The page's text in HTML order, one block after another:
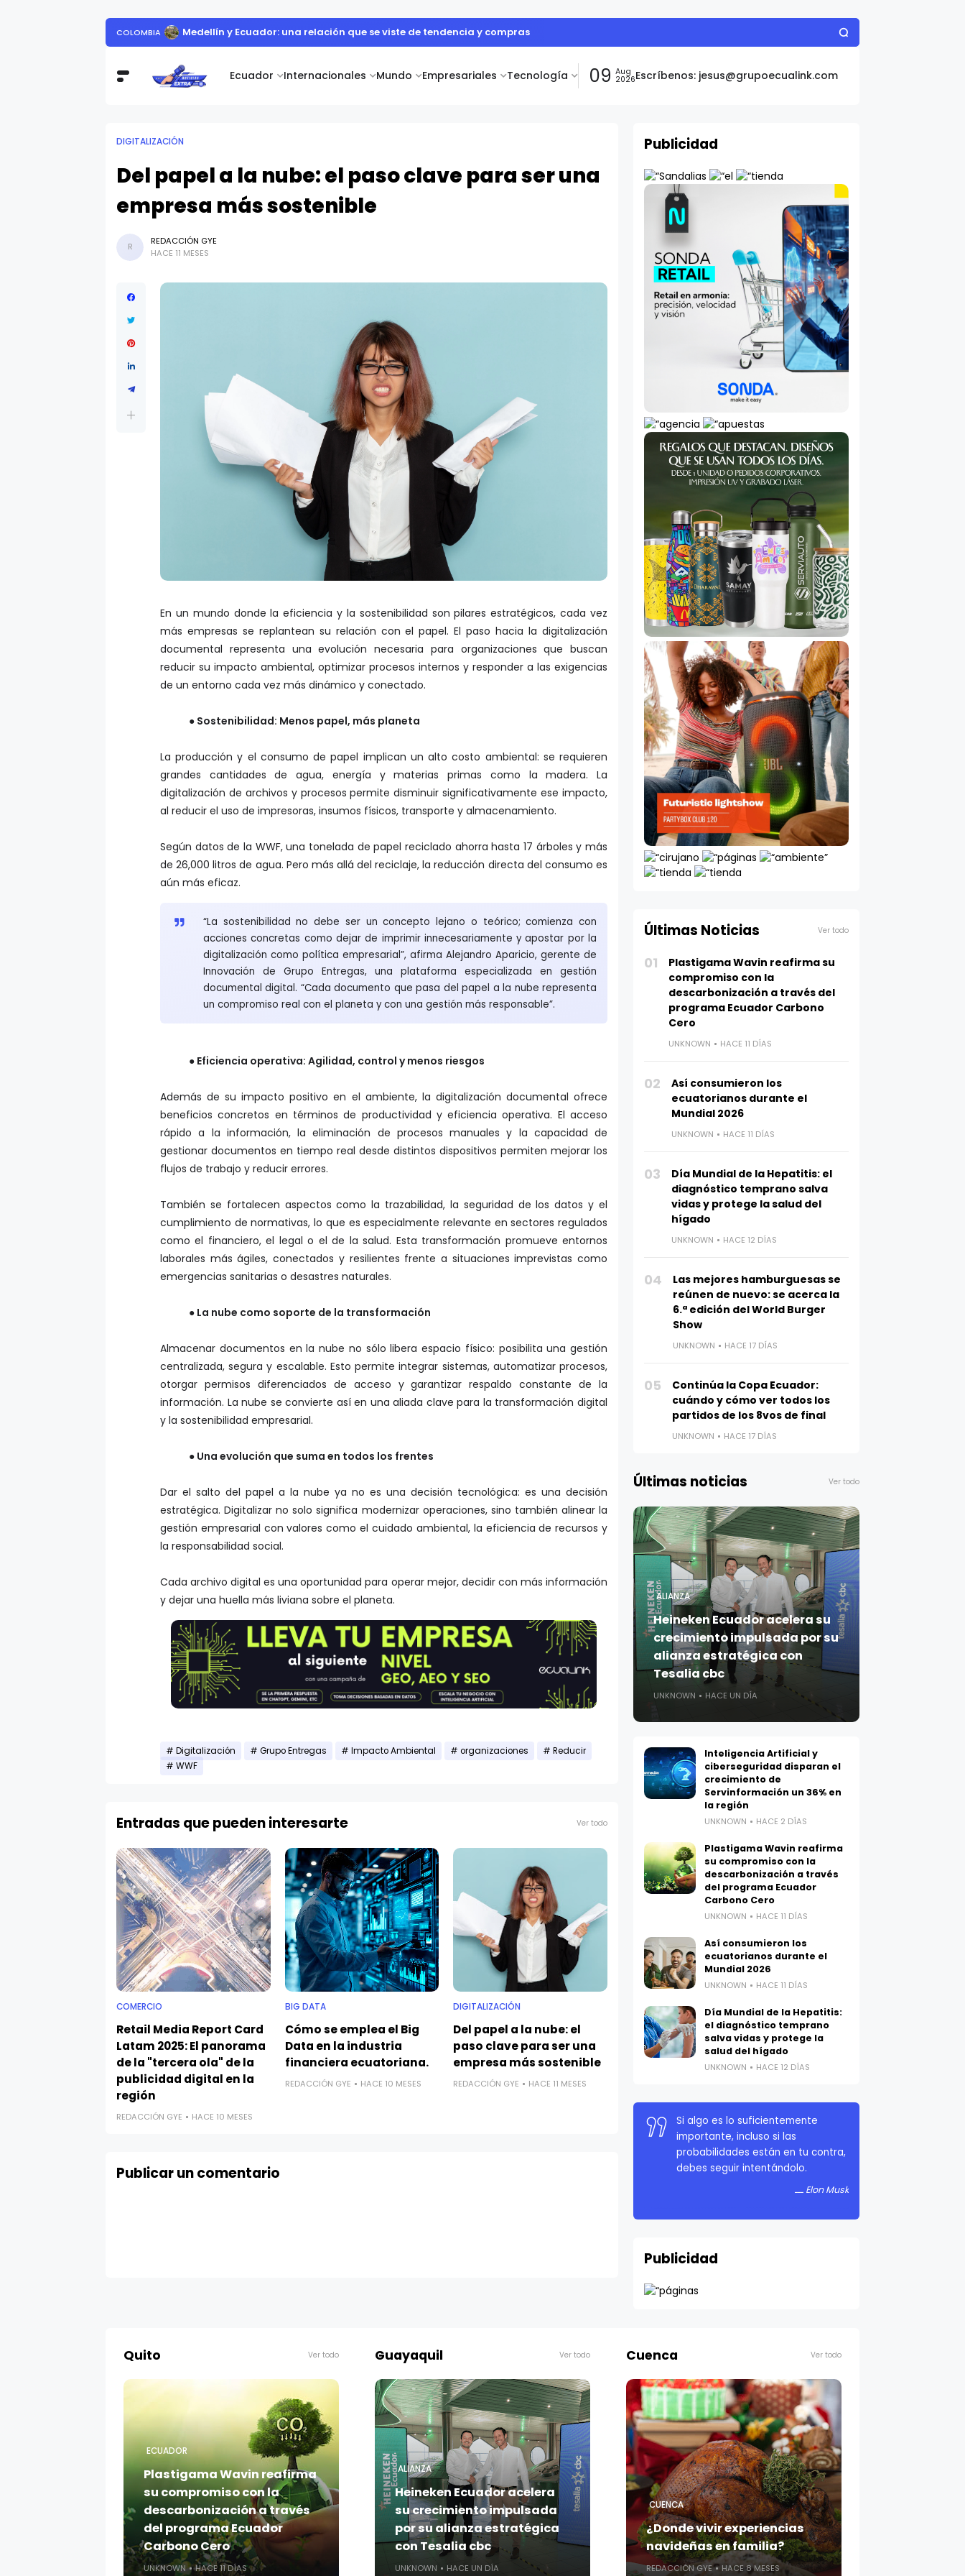
Ecuador Internacionales Mundo Empresariales Tecnología 09 Aug
2026Escríbenos: jesus@grupoecualink.com
COLOMBIA Medellín y Ecuador: una relación que se viste de tendencia y compras
DIGITALIZACIÓN
Del papel a la nube: el paso clave para ser una
empresa más sostenible
R
REDACCIÓN GYE
HACE 11 MESES
En un mundo donde la eficiencia y la sostenibilidad son pilares estratégicos, cada vez
más empresas se replantean su relación con el papel. El paso hacia la digitalización
documental representa una evolución necesaria para organizaciones que buscan
reducir su impacto ambiental, optimizar procesos internos y responder a las exigencias
de un entorno cada vez más dinámico y conectado.
● Sostenibilidad: Menos papel, más planeta
La producción y el consumo de papel implican un alto costo ambiental: se requieren
grandes cantidades de agua, energía y materias primas como la madera. La
digitalización de archivos y procesos permite disminuir significativamente ese impacto,
al reducir el uso de impresoras, insumos físicos, transporte y almacenamiento.
Según datos de la WWF, una tonelada de papel reciclado ahorra hasta 17 árboles y más
de 26,000 litros de agua. Pero más allá del reciclaje, la reducción directa del consumo es
aún más eficaz.
“La sostenibilidad no debe ser un concepto lejano o teórico; comienza con
acciones concretas como dejar de imprimir innecesariamente y apostar por la
digitalización como política empresarial”, afirma Alejandro Aparicio, gerente de
Innovación de Grupo Entregas, una plataforma especializada en gestión
documental digital. “Cada documento que pasa del papel a la nube representa
un compromiso real con el planeta y con una gestión más responsable”.
● Eficiencia operativa: Agilidad, control y menos riesgos
Además de su impacto positivo en el ambiente, la digitalización documental ofrece
beneficios concretos en términos de productividad y eficiencia operativa. El acceso
rápido a la información, la eliminación de procesos manuales y la capacidad de
gestionar documentos en tiempo real desde distintos dispositivos permiten mejorar los
flujos de trabajo y reducir errores.
También se fortalecen aspectos como la trazabilidad, la seguridad de los datos y el
cumplimiento de normativas, lo que es especialmente relevante en sectores regulados
como el financiero, el legal o el de la salud. Esta transformación promueve entornos
laborales más ágiles, conectados y resilientes frente a situaciones imprevistas como
emergencias sanitarias o desastres naturales.
● La nube como soporte de la transformación
Almacenar documentos en la nube no sólo libera espacio físico: posibilita una gestión
centralizada, segura y escalable. Esto permite integrar sistemas, automatizar procesos,
otorgar permisos diferenciados de acceso y garantizar respaldo constante de la
información. La nube se convierte así en una aliada clave para la transformación digital
y la sostenibilidad empresarial.
● Una evolución que suma en todos los frentes
Dar el salto del papel a la nube ya no es una decisión tecnológica: es una decisión
estratégica. Digitalizar no solo significa modernizar operaciones, sino también alinear la
gestión empresarial con valores como el cuidado ambiental, la eficiencia de recursos y
la responsabilidad social.
Cada archivo digital es una oportunidad para operar mejor, decidir con más información
y dejar una huella más liviana sobre el planeta.
Digitalización Grupo Entregas Impacto Ambiental organizaciones
Reducir
WWF
Entradas que pueden interesarte Ver todo
COMERCIO
Retail Media Report Card
Latam 2025: El panorama
de la "tercera ola" de la
publicidad digital en la
región
REDACCIÓN GYE HACE 10 MESES
BIG DATA
Cómo se emplea el Big
Data en la industria
financiera ecuatoriana.
REDACCIÓN GYE HACE 10 MESES
DIGITALIZACIÓN
Del papel a la nube: el
paso clave para ser una
empresa más sostenible
REDACCIÓN GYE HACE 11 MESES
Publicar un comentario
Publicidad
Últimas Noticias Ver todo
01
Plastigama Wavin reafirma su
compromiso con la
descarbonización a través del
programa Ecuador Carbono
Cero
UNKNOWN HACE 11 DÍAS
02
Así consumieron los
ecuatorianos durante el
Mundial 2026
UNKNOWN HACE 11 DÍAS
03
Día Mundial de la Hepatitis: el
diagnóstico temprano salva
vidas y protege la salud del
hígado
UNKNOWN HACE 12 DÍAS
04
Las mejores hamburguesas se
reúnen de nuevo: se acerca la
6.ª edición del World Burger
Show
UNKNOWN HACE 17 DÍAS
05
Continúa la Copa Ecuador:
cuándo y cómo ver todos los
partidos de los 8vos de final
UNKNOWN HACE 17 DÍAS
Últimas noticias Ver todo
ALIANZA
Heineken Ecuador acelera su
crecimiento impulsada por su
alianza estratégica con
Tesalia cbc
UNKNOWN HACE UN DÍA
Inteligencia Artificial y
ciberseguridad disparan el
crecimiento de
Servinformación un 36% en
la región
UNKNOWN HACE 2 DÍAS
Plastigama Wavin reafirma
su compromiso con la
descarbonización a través
del programa Ecuador
Carbono Cero
UNKNOWN HACE 11 DÍAS
Así consumieron los
ecuatorianos durante el
Mundial 2026
UNKNOWN HACE 11 DÍAS
Día Mundial de la Hepatitis:
el diagnóstico temprano
salva vidas y protege la
salud del hígado
UNKNOWN HACE 12 DÍAS
Si algo es lo suficientemente
importante, incluso si las
probabilidades están en tu contra,
debes seguir intentándolo.
Elon Musk
Publicidad
Quito Ver todo
ECUADOR
Plastigama Wavin reafirma
su compromiso con la
descarbonización a través
del programa Ecuador
Carbono Cero
UNKNOWN HACE 11 DÍAS
Guayaquil Ver todo
ALIANZA
Heineken Ecuador acelera
su crecimiento impulsada
por su alianza estratégica
con Tesalia cbc
UNKNOWN HACE UN DÍA
Cuenca Ver todo
CUENCA
¿Donde vivir experiencias
navideñas en familia?
REDACCIÓN GYE HACE 8 MESES